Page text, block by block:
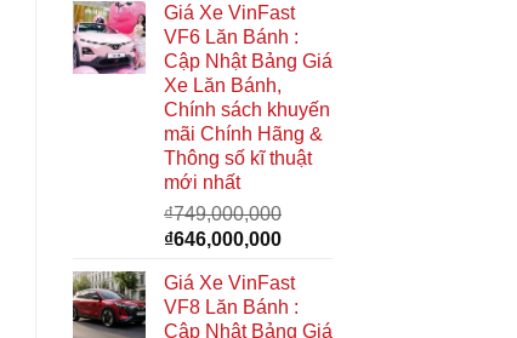
là:
₫949,000,000.
tại
là:
₫740,000,000.
Giá Xe VinFast
VF6 Lăn Bánh :
Cập Nhật Bảng Giá
Xe Lăn Bánh,
Chính sách khuyến
mãi Chính Hãng &
Thông số kĩ thuật
mới nhất
₫749,000,000
Giá
là:
₫749,000,000.
₫646,000,000Giá
tại
là:
Giá Xe VinFast
VF8 Lăn Bánh :
Cập Nhật Bảng Giá